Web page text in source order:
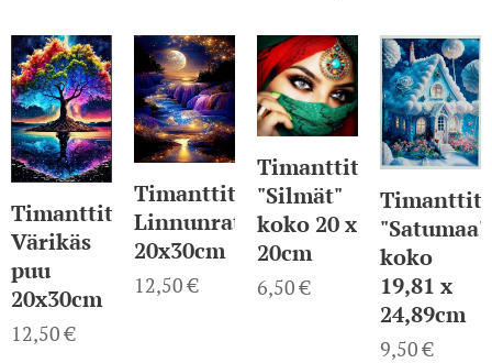
Timanttityö
Värikäs
puu
20x30cm
12,50€
Timanttityö
Linnunrata
20x30cm
12,50€
Timanttityö
"Silmät"
koko 20 x
20cm
6,50€
"Satumaa"
koko
19,81 x
24,89cm
9,50€